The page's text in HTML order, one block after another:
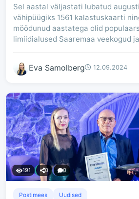
Sel aastal väljastati lubatud
vähipüügiks 1561 kalastuskaarti
möödunud aastatega olid
limiidialused Saaremaa veekogud
Eva Samolberg 12.09.2024
191 0 0
Postimees Uudised